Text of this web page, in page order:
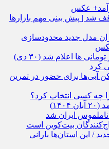
عکس
شد | پیش بینی مهم بازارها
مدل جدید محدودسازی
کرد
آبی‌ها برای حضور در تمرین
چه کسی انتخاب کرد؟
ایران شد
بیت‌کوین است
/ این استان‌ها بارانی